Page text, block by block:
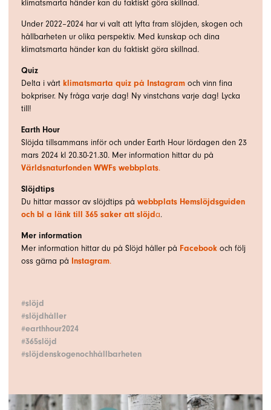
klimatsmarta händer kan du faktiskt göra skillnad.
Under 2022–2024 har vi valt att lyfta fram slöjden, skogen och
hållbarheten ur olika perspektiv. Med kunskap och dina
klimatsmarta händer kan du faktiskt göra skillnad.
Quiz
Delta i vårt klimatsmarta quiz på Instagram och vinn fina
bokpriser. Ny fråga varje dag! Ny vinstchans varje dag! Lycka
till!
Earth Hour
Slöjda tillsammans inför och under Earth Hour lördagen den 23
mars 2024 kl 20.30-21.30. Mer information hittar du på
Världsnaturfonden WWFs webbplats.
Slöjdtips
Du hittar massor av slöjdtips på webbplats Hemslöjdsguiden
och bl a länk till 365 saker att slöjda.
Mer information
Mer information hittar du på Slöjd håller på Facebook och följ
oss gärna på Instagram.
#slöjd
#slöjdhåller
#earthhour2024
#365slöjd
#slöjdenskogenochhållbarheten